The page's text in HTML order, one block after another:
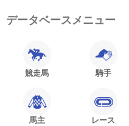
データベースメニュー
競走馬 騎手
馬主 レース